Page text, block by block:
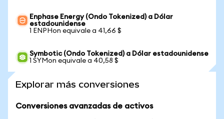
Enphase Energy (Ondo Tokenized) a Dólar
estadounidense
1 ENPHon equivale a 41,66 $
Symbotic (Ondo Tokenized) a Dólar estadounidense
1 SYMon equivale a 40,58 $
Explorar más conversiones
Conversiones avanzadas de activos